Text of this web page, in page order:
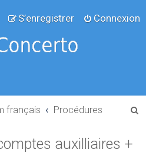
Connexion
S’enregistrer
français Procédures
auxilliaires +